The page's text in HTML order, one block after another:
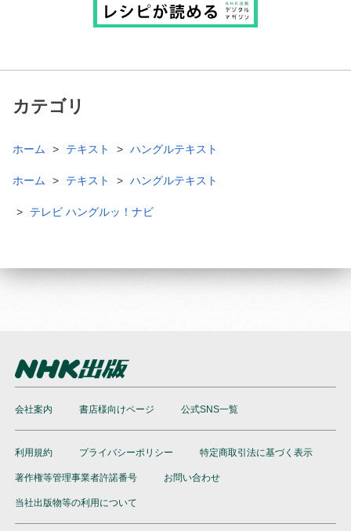
カテゴリ
ホーム テキスト ハングルテキスト
ホーム テキスト ハングルテキスト
テレビ ハングルッ！ナビ
会社案内 書店様向けページ 公式SNS一覧
利用規約 プライバシーポリシー 特定商取引法に基づく表示
著作権等管理事業者許諾番号 お問い合わせ
当社出版物等の利用について